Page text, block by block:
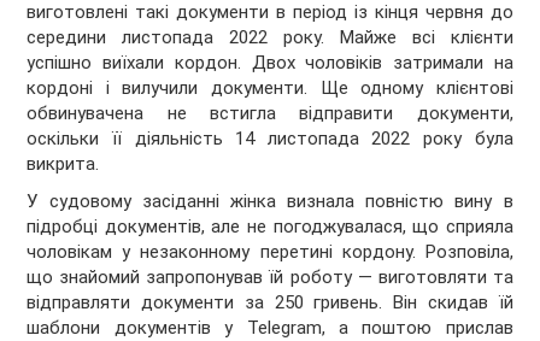
виготовлені такі документи в період із кінця червня до
середини листопада 2022 року. Майже всі клієнти
успішно виїхали кордон. Двох чоловіків затримали на
кордоні і вилучили документи. Ще одному клієнтові
обвинувачена не встигла відправити документи,
оскільки її діяльність 14 листопада 2022 року була
викрита.
У судовому засіданні жінка визнала повністю вину в
підробці документів, але не погоджувалася, що сприяла
чоловікам у незаконному перетині кордону. Розповіла,
що знайомий запропонував їй роботу — виготовляти та
відправляти документи за 250 гривень. Він скидав їй
шаблони документів у Telegram, а поштою прислав